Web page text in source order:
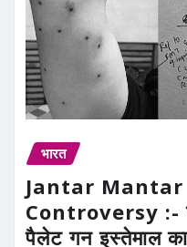
भारत
Jantar
Controversy :-
पैलेट गन इस्तेमाल का